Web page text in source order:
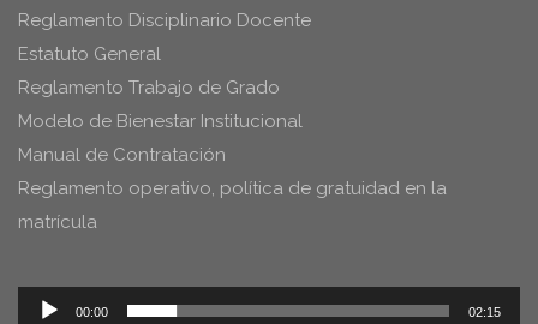
Reglamento Disciplinario Docente
Estatuto General
Reglamento Trabajo de Grado
Modelo de Bienestar Institucional
Manual de Contratación
Reglamento operativo, política de gratuidad en la
matrícula
Reproductor
00:00 02:15